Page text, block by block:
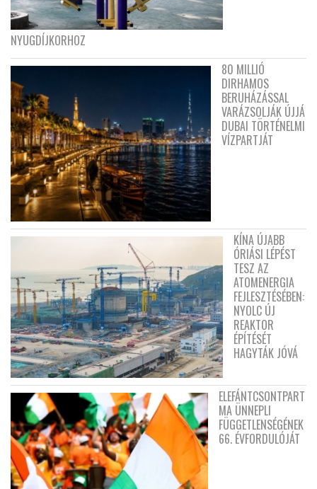
NYUGDÍJKORHOZ
80 MILLIÓ
DIRHAMOS
BERUHÁZÁSSAL
VARÁZSOLJÁK ÚJJÁ
DUBAI TÖRTÉNELMI
VÍZPARTJÁT
KÍNA ÚJABB
ÓRIÁSI LÉPÉST
TESZ AZ
ATOMENERGIA
FEJLESZTÉSÉBEN:
NYOLC ÚJ
REAKTOR
ÉPÍTÉSÉT
HAGYTÁK JÓVÁ
ELEFÁNTCSONTPART
MA ÜNNEPLI
FÜGGETLENSÉGÉNEK
66. ÉVFORDULÓJÁT